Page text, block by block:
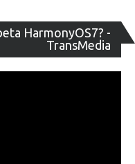
HarmonyOS7? -
TransMedia
de